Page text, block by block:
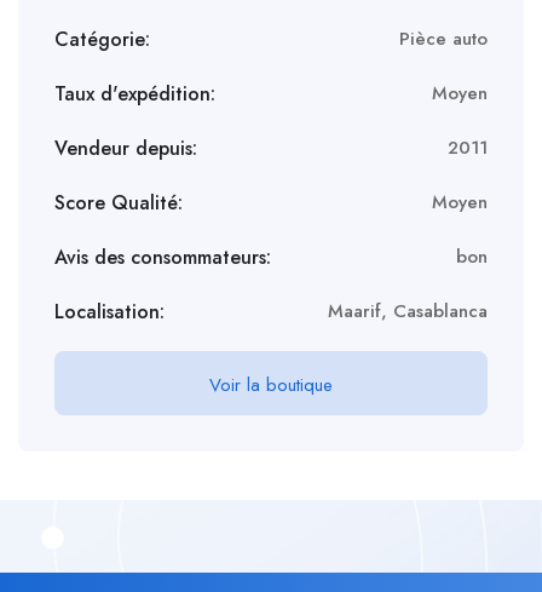
Catégorie: Pièce auto
Taux d'expédition: Moyen
Vendeur depuis: 2011
Score Qualité: Moyen
Avis des consommateurs: bon
Localisation: Maarif, Casablanca
Voir la boutique